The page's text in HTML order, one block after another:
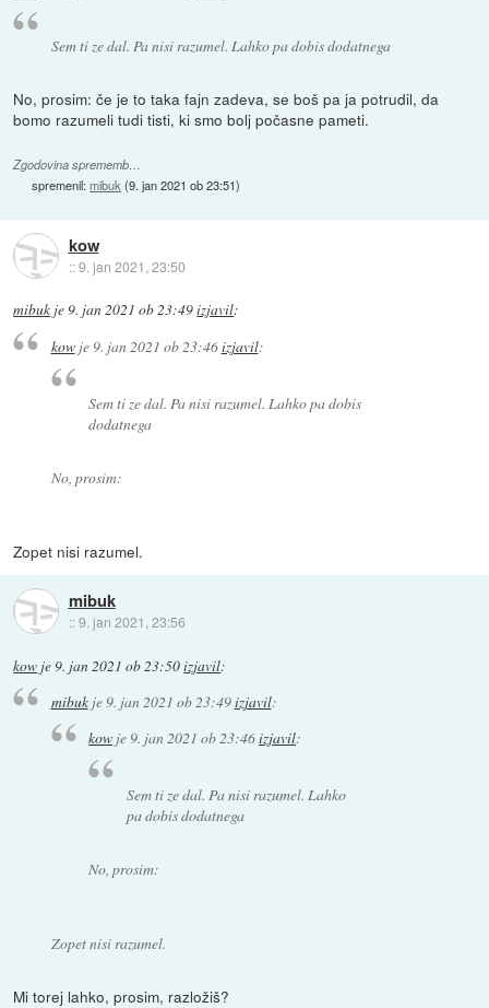
Sem ti ze dal. Pa nisi razumel. Lahko pa dobis dodatnega
No, prosim: če je to taka fajn zadeva, se boš pa ja potrudil, da
bomo razumeli tudi tisti, ki smo bolj počasne pameti.
Zgodovina sprememb…
spremenil:mibuk(9. jan 2021 ob 23:51)
kow
::9. jan 2021, 23:50
mibuk je9. jan 2021 ob 23:49izjavil:
kowje9. jan 2021 ob 23:46izjavil:
Sem ti ze dal. Pa nisi razumel. Lahko pa dobis
dodatnega
No, prosim:
Zopet nisi razumel.
mibuk
::9. jan 2021, 23:56
kow je9. jan 2021 ob 23:50izjavil:
mibukje9. jan 2021 ob 23:49izjavil:
kow je9. jan 2021 ob 23:46izjavil:
Sem ti ze dal. Pa nisi razumel. Lahko
pa dobis dodatnega
No, prosim:
Zopet nisi razumel.
Mi torej lahko, prosim, razložiš?